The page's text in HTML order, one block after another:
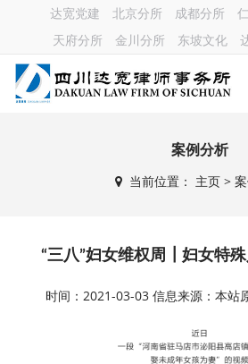
达宽党建 北京分所 成都分所
天府分所
金川分所 东坡文化
案例分析
当前位置： 主页>
“三八”妇女维权周┃妇女特
时间：2021-03-03 信息来源：本站